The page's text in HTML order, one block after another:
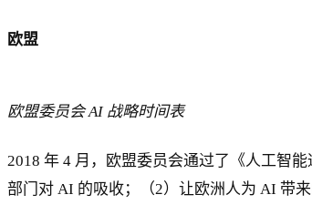
欧盟
欧盟委员会 AI 战略时间表
2018 年 4 月，欧盟委员会通过了《人工智
部门对 AI 的吸收；（2）让欧洲人为 AI 带